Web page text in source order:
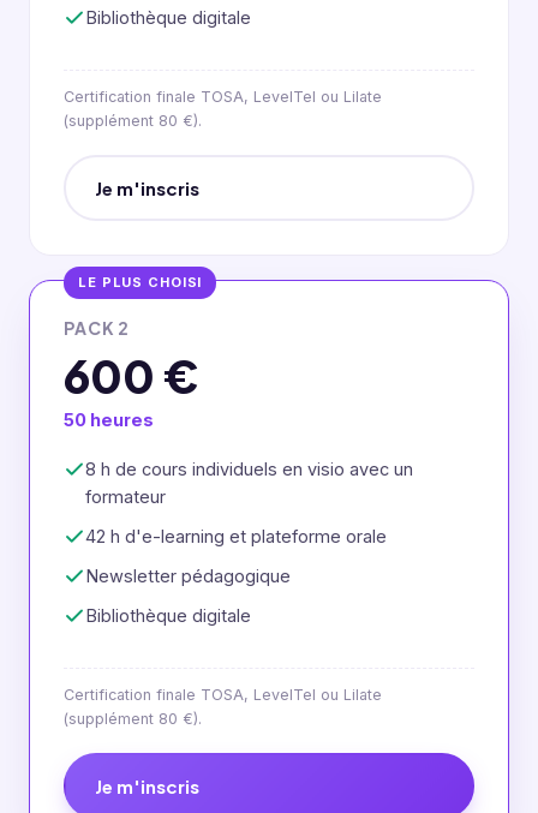
Bibliothèque digitale
Certification finale TOSA, LevelTel ou Lilate
(supplément 80 €).
Je m'inscris
LE PLUS CHOISI
PACK 2
600 €
50 heures
8 h de cours individuels en visio avec un
formateur
42 h d'e-learning et plateforme orale
Newsletter pédagogique
Bibliothèque digitale
Certification finale TOSA, LevelTel ou Lilate
(supplément 80 €).
Je m'inscris